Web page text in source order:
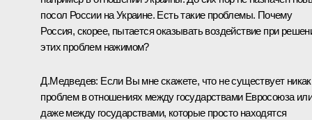
посол России на Украине. Есть такие проблемы. Почему
Россия, скорее, пытается оказывать воздействие при
этих проблем нажимом?
Д.Медведев: Если Вы мне скажете, что не существует
проблем в отношениях между государствами Евросоюза или
даже между государствами, которые просто находятся